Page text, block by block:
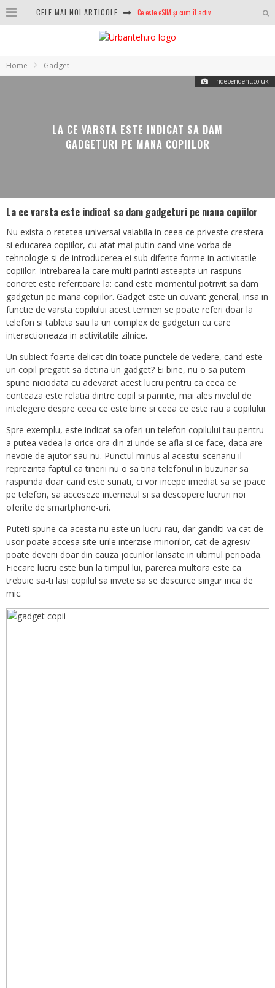
CELE MAI NOI ARTICOLE
După ani de refuzuri, Noctua lansează în sfârșit primul său AIO
Analiza producției fotovoltaice în România – cât produce un sistem solar pe timp de iarnă?
Home Gadget
independent.co.uk
LA CE VARSTA ESTE INDICAT SA DAM
GADGETURI PE MANA COPIILOR
La ce varsta este indicat sa dam gadgeturi pe mana copiilor
Nu exista o retetea universal valabila in ceea ce priveste crestera
si educarea copiilor, cu atat mai putin cand vine vorba de
tehnologie si de introducerea ei sub diferite forme in activitatile
copiilor. Intrebarea la care multi parinti asteapta un raspuns
concret este referitoare la: cand este momentul potrivit sa dam
gadgeturi pe mana copiilor. Gadget este un cuvant general, insa in
functie de varsta copilului acest termen se poate referi doar la
telefon si tableta sau la un complex de gadgeturi cu care
interactioneaza in activitatile zilnice.
Un subiect foarte delicat din toate punctele de vedere, cand este
un copil pregatit sa detina un gadget? Ei bine, nu o sa putem
spune niciodata cu adevarat acest lucru pentru ca ceea ce
conteaza este relatia dintre copil si parinte, mai ales nivelul de
intelegere despre ceea ce este bine si ceea ce este rau a copilului.
Spre exemplu, este indicat sa oferi un telefon copilului tau pentru
a putea vedea la orice ora din zi unde se afla si ce face, daca are
nevoie de ajutor sau nu. Punctul minus al acestui scenariu il
reprezinta faptul ca tinerii nu o sa tina telefonul in buzunar sa
raspunda doar cand este sunati, ci vor incepe imediat sa se joace
pe telefon, sa acceseze internetul si sa descopere lucruri noi
oferite de smartphone-uri.
Puteti spune ca acesta nu este un lucru rau, dar ganditi-va cat de
usor poate accesa site-urile interzise minorilor, cat de agresiv
poate deveni doar din cauza jocurilor lansate in ultimul perioada.
Fiecare lucru este bun la timpul lui, parerea multora este ca
trebuie sa-ti lasi copilul sa invete sa se descurce singur inca de
mic.